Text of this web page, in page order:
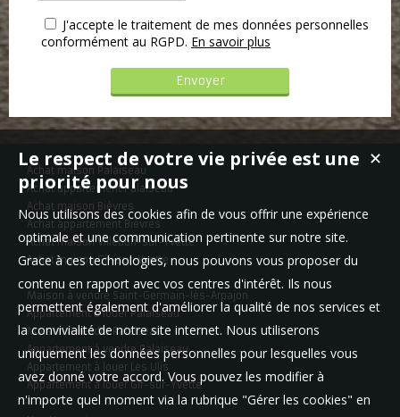
J'accepte le traitement de mes données personnelles
conformément au RGPD. En savoir plus
Achat maison Palaiseau
Achat appartement Palaiseau
Achat maison Bièvres
Achat appartement Bièvres
Achat maison Villebon-sur-Yvette
Achat maison Gif-sur-Yvette
Maison à vendre Saint-Germain-lès-Arpajon
Appartement à louer Palaiseau
Maison à vendre Palaiseau
Appartement à vendre Palaiseau
Appartement à louer Les Ulis
Appartement à louer Gif-sur-Yvette
✕
Le respect de votre vie privée est une
priorité pour nous
Nous utilisons des cookies afin de vous offrir une expérience
optimale et une communication pertinente sur notre site.
Grace à ces technologies, nous pouvons vous proposer du
contenu en rapport avec vos centres d'intérêt. Ils nous
permettent également d'améliorer la qualité de nos services et
la convivialité de notre site internet. Nous utiliserons
uniquement les données personnelles pour lesquelles vous
avez donné votre accord. Vous pouvez les modifier à
n'importe quel moment via la rubrique "Gérer les cookies" en